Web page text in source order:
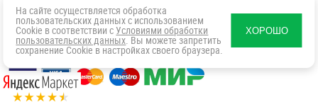
Политика в отношении обработки персональных данных
Согласие посетителя сайта на обработку персональных данны
На сайте осуществляется обработка
пользовательских данных с использованием
Cookie в соответствии с Условиями обработки
пользовательских данных. Вы можете запретить
сохранение Cookie в настройках своего браузера.
ХОРОШО